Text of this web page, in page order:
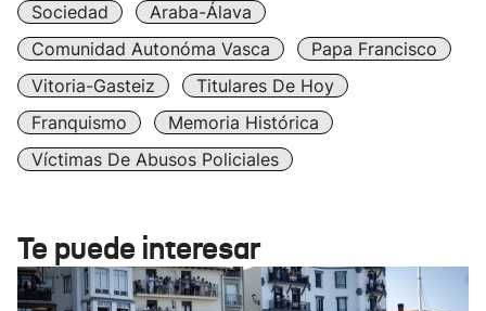
Sociedad
Araba-Álava
Comunidad Autonóma Vasca
Papa Francisco
Vitoria-Gasteiz
Titulares De Hoy
Franquismo
Memoria Histórica
Víctimas De Abusos Policiales
Te puede interesar